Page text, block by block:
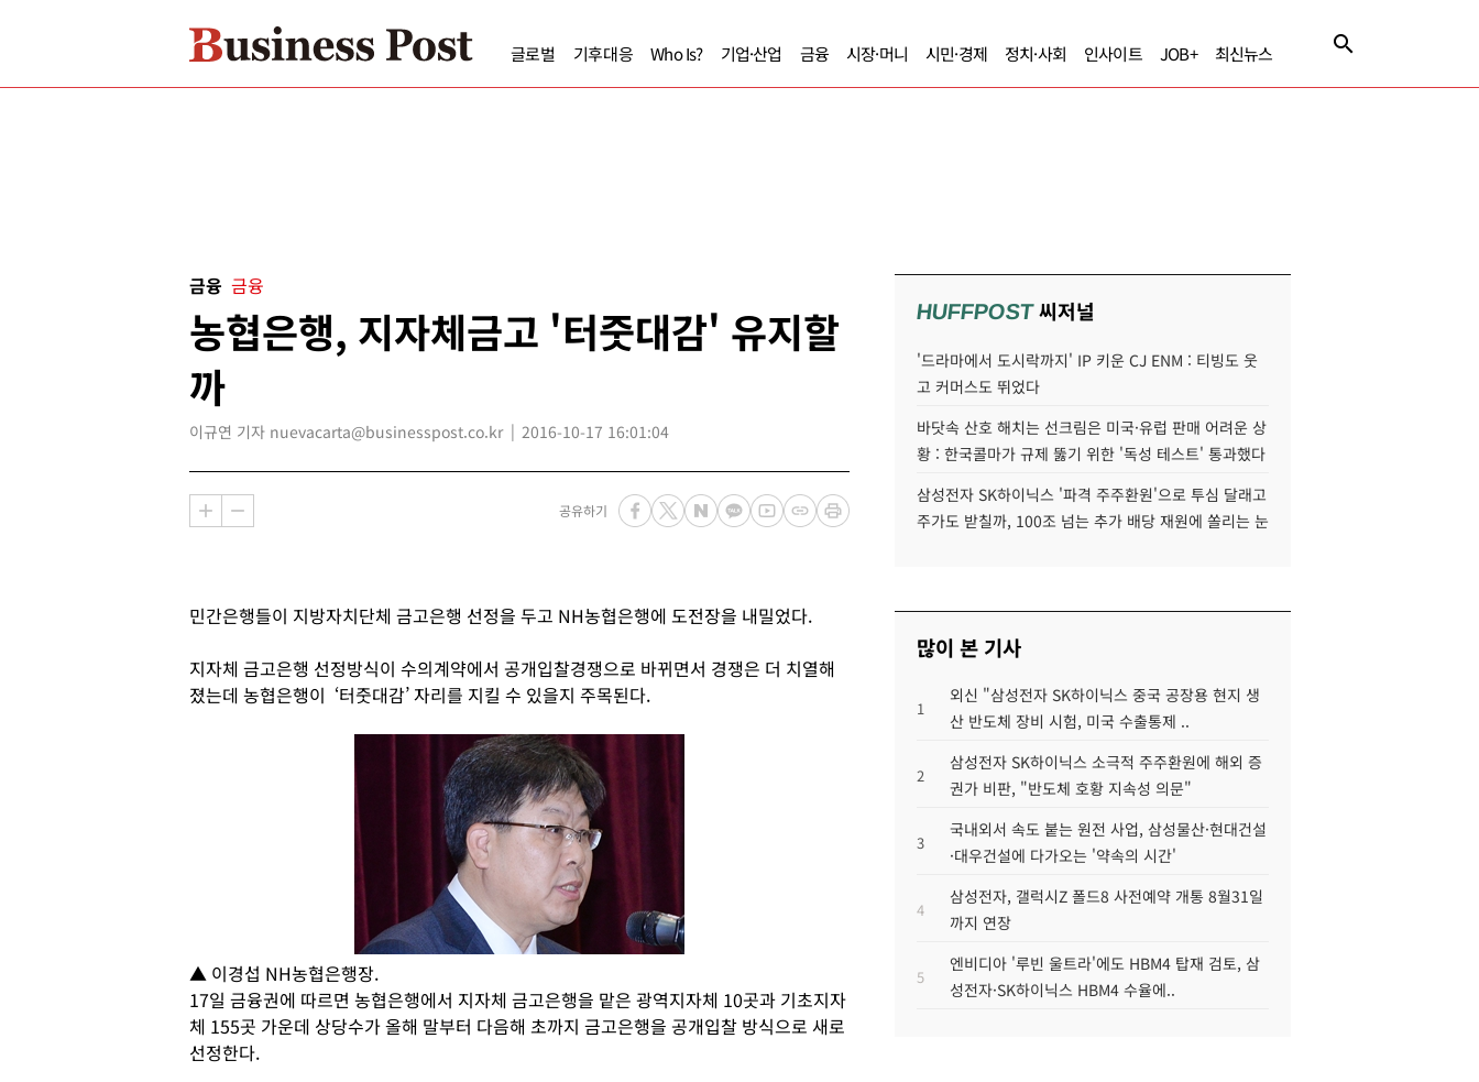
글로벌 기후대응 Who Is? 기업·산업 금융 시장·머니 시민·경제 정치·사회 인사이트 JOB+ 최신뉴스
금융 금융
농협은행, 지자체금고 '터줏대감' 유지할
까
이규연 기자 nuevacarta@businesspost.co.kr 2016-10-17 16:01:04
공유하기
민간은행들이 지방자치단체 금고은행 선정을 두고 NH농협은행에 도전장을 내밀었다.
지자체 금고은행 선정방식이 수의계약에서 공개입찰경쟁으로 바뀌면서 경쟁은 더 치열해
졌는데 농협은행이 ‘터줏대감’ 자리를 지킬 수 있을지 주목된다.
▲ 이경섭 NH농협은행장.
17일 금융권에 따르면 농협은행에서 지자체 금고은행을 맡은 광역지자체 10곳과 기초지자
체 155곳 가운데 상당수가 올해 말부터 다음해 초까지 금고은행을 공개입찰 방식으로 새로
선정한다.
HUFFPOST씨저널
'드라마에서 도시락까지' IP 키운 CJ ENM : 티빙도 웃
고 커머스도 뛰었다
바닷속 산호 해치는 선크림은 미국·유럽 판매 어려운 상
황 : 한국콜마가 규제 뚫기 위한 '독성 테스트' 통과했다
삼성전자 SK하이닉스 '파격 주주환원'으로 투심 달래고
주가도 받칠까, 100조 넘는 추가 배당 재원에 쏠리는 눈
많이 본 기사
1
외신 "삼성전자 SK하이닉스 중국 공장용 현지 생
산 반도체 장비 시험, 미국 수출통제 ..
2
삼성전자 SK하이닉스 소극적 주주환원에 해외 증
권가 비판, "반도체 호황 지속성 의문"
3
국내외서 속도 붙는 원전 사업, 삼성물산·현대건설
·대우건설에 다가오는 '약속의 시간'
4
삼성전자, 갤럭시Z 폴드8 사전예약 개통 8월31일
까지 연장
5
엔비디아 '루빈 울트라'에도 HBM4 탑재 검토, 삼
성전자·SK하이닉스 HBM4 수율에..